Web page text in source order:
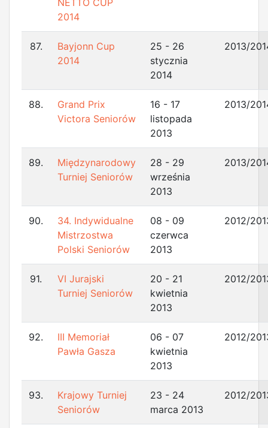
NETTO CUP
2014
87.
Bayjonn Cup
2014
25 - 26
stycznia
2014
2013/
88.
Grand Prix
Victora Seniorów
16 - 17
listopada
2013
2013/
89.
Międzynarodowy
Turniej Seniorów
28 - 29
września
2013
2013/
90.
34. Indywidualne
Mistrzostwa
Polski Seniorów
08 - 09
czerwca
2013
2012/
91.
VI Jurajski
Turniej Seniorów
20 - 21
kwietnia
2013
2012/
92.
III Memoriał
Pawła Gasza
06 - 07
kwietnia
2013
2012/
93.
Krajowy Turniej
Seniorów
23 - 24
marca 2013
2012/